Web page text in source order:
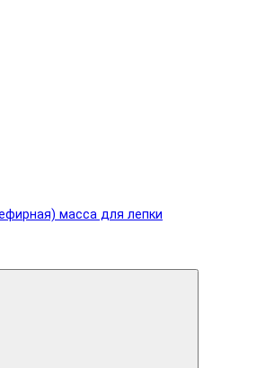
масса для лепки